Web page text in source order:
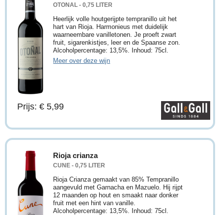
OTONAL - 0,75 LITER
Heerlijk volle houtgerijpte tempranillo uit het
hart van Rioja. Harmonieus met duidelijk
waarneembare vanilletonen. Je proeft zwart
fruit, sigarenkistjes, leer en de Spaanse zon.
Alcoholpercentage: 13,5%. Inhoud: 75cl.
Meer over deze wijn
Prijs: € 5,99
Rioja crianza
CUNE - 0,75 LITER
Rioja Crianza gemaakt van 85% Tempranillo
aangevuld met Garnacha en Mazuelo. Hij rijpt
12 maanden op hout en smaakt naar donker
fruit met een hint van vanille.
Alcoholpercentage: 13,5%. Inhoud: 75cl.